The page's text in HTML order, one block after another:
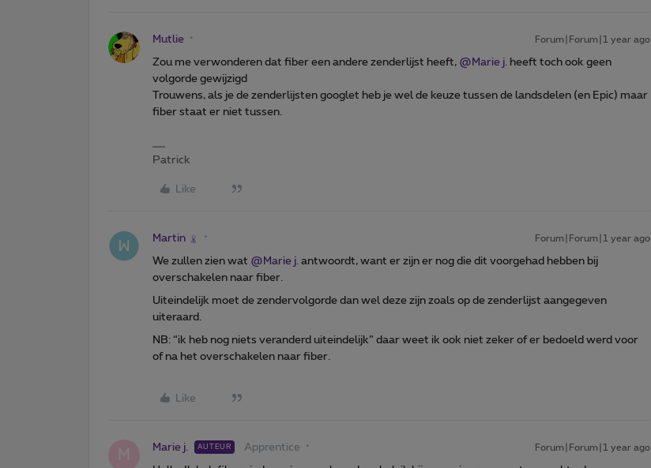
Mutlie Forum|Forum|1 year ago
Zou me verwonderen dat fiber een andere zenderlijst heeft, @Marie j. heeft toch ook geen
volgorde gewijzigd
Trouwens, als je de zenderlijsten googlet heb je wel de keuze tussen de landsdelen (en Epic) maar
fiber staat er niet tussen.
Patrick
Like
Martin Forum|Forum|1 year ago
We zullen zien wat @Marie j. antwoordt, want er zijn er nog die dit voorgehad hebben bij
overschakelen naar fiber.
Uiteindelijk moet de zendervolgorde dan wel deze zijn zoals op de zenderlijst aangegeven
uiteraard.
NB: “ik heb nog niets veranderd uiteindelijk” daar weet ik ook niet zeker of er bedoeld werd voor
of na het overschakelen naar fiber.
Like
M Marie j. AUTEUR Apprentice Forum|Forum|1 year ago